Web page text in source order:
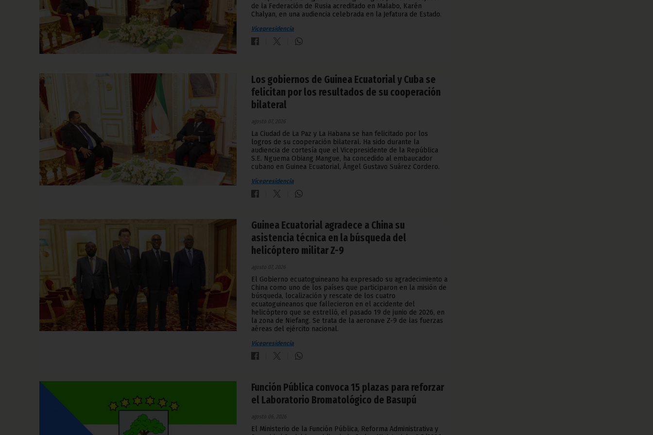
de la Federación de Rusia acreditado en Malabo, Karén
Chalyan, en una audiencia celebrada en la Jefatura de Estado.
Vicepresidencia
Los gobiernos de Guinea Ecuatorial y Cuba se
felicitan por los resultados de su cooperación
bilateral
agosto 07, 2026
La Ciudad de La Paz y La Habana se han felicitado por los
logros de su cooperación bilateral. Ha sido durante la
audiencia de cortesía que el Vicepresidente de la República
S.E. Nguema Obiang Mangue, ha concedido al embaucador
cubano en Guinea Ecuatorial, Ángel Gustavo Suárez Cordero.
Vicepresidencia
Guinea Ecuatorial agradece a China su
asistencia técnica en la búsqueda del
helicóptero militar Z-9
agosto 07, 2026
El Gobierno ecuatoguineano ha expresado su agradecimiento a
China como uno de los países que participaron en la misión de
búsqueda, localización y rescate de los cuatro
ecuatoguineanos que fallecieron en el accidente del
helicóptero que se estrelló, el pasado 19 de junio de 2026, en
la zona de Niefang. Se trata de la aeronave Z-9 de las fuerzas
aéreas del ejército nacional.
Vicepresidencia
Función Pública convoca 15 plazas para reforzar
el Laboratorio Bromatológico de Basupú
agosto 06, 2026
El Ministerio de la Función Pública, Reforma Administrativa y